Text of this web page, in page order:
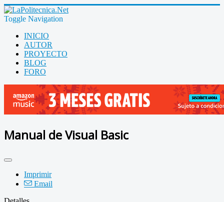
Toggle Navigation
INICIO
AUTOR
PROYECTO
BLOG
FORO
Manual de Visual Basic
Imprimir
Email